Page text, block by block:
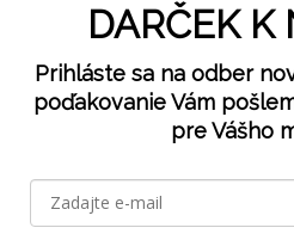
DARČEK K
Prihláste sa na odber
poďakovanie Vám
pre Vášho